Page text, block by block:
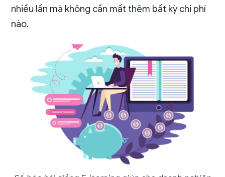
nhiều lần mà không cần mất thêm bất kỳ chi phí
nào.